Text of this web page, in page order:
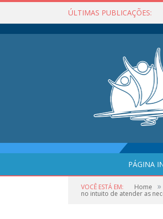
ÚLTIMAS PUBLICAÇÕES:
PÁGINA
VOCÊ ESTÁ EM: Home »
no intuito de atender as